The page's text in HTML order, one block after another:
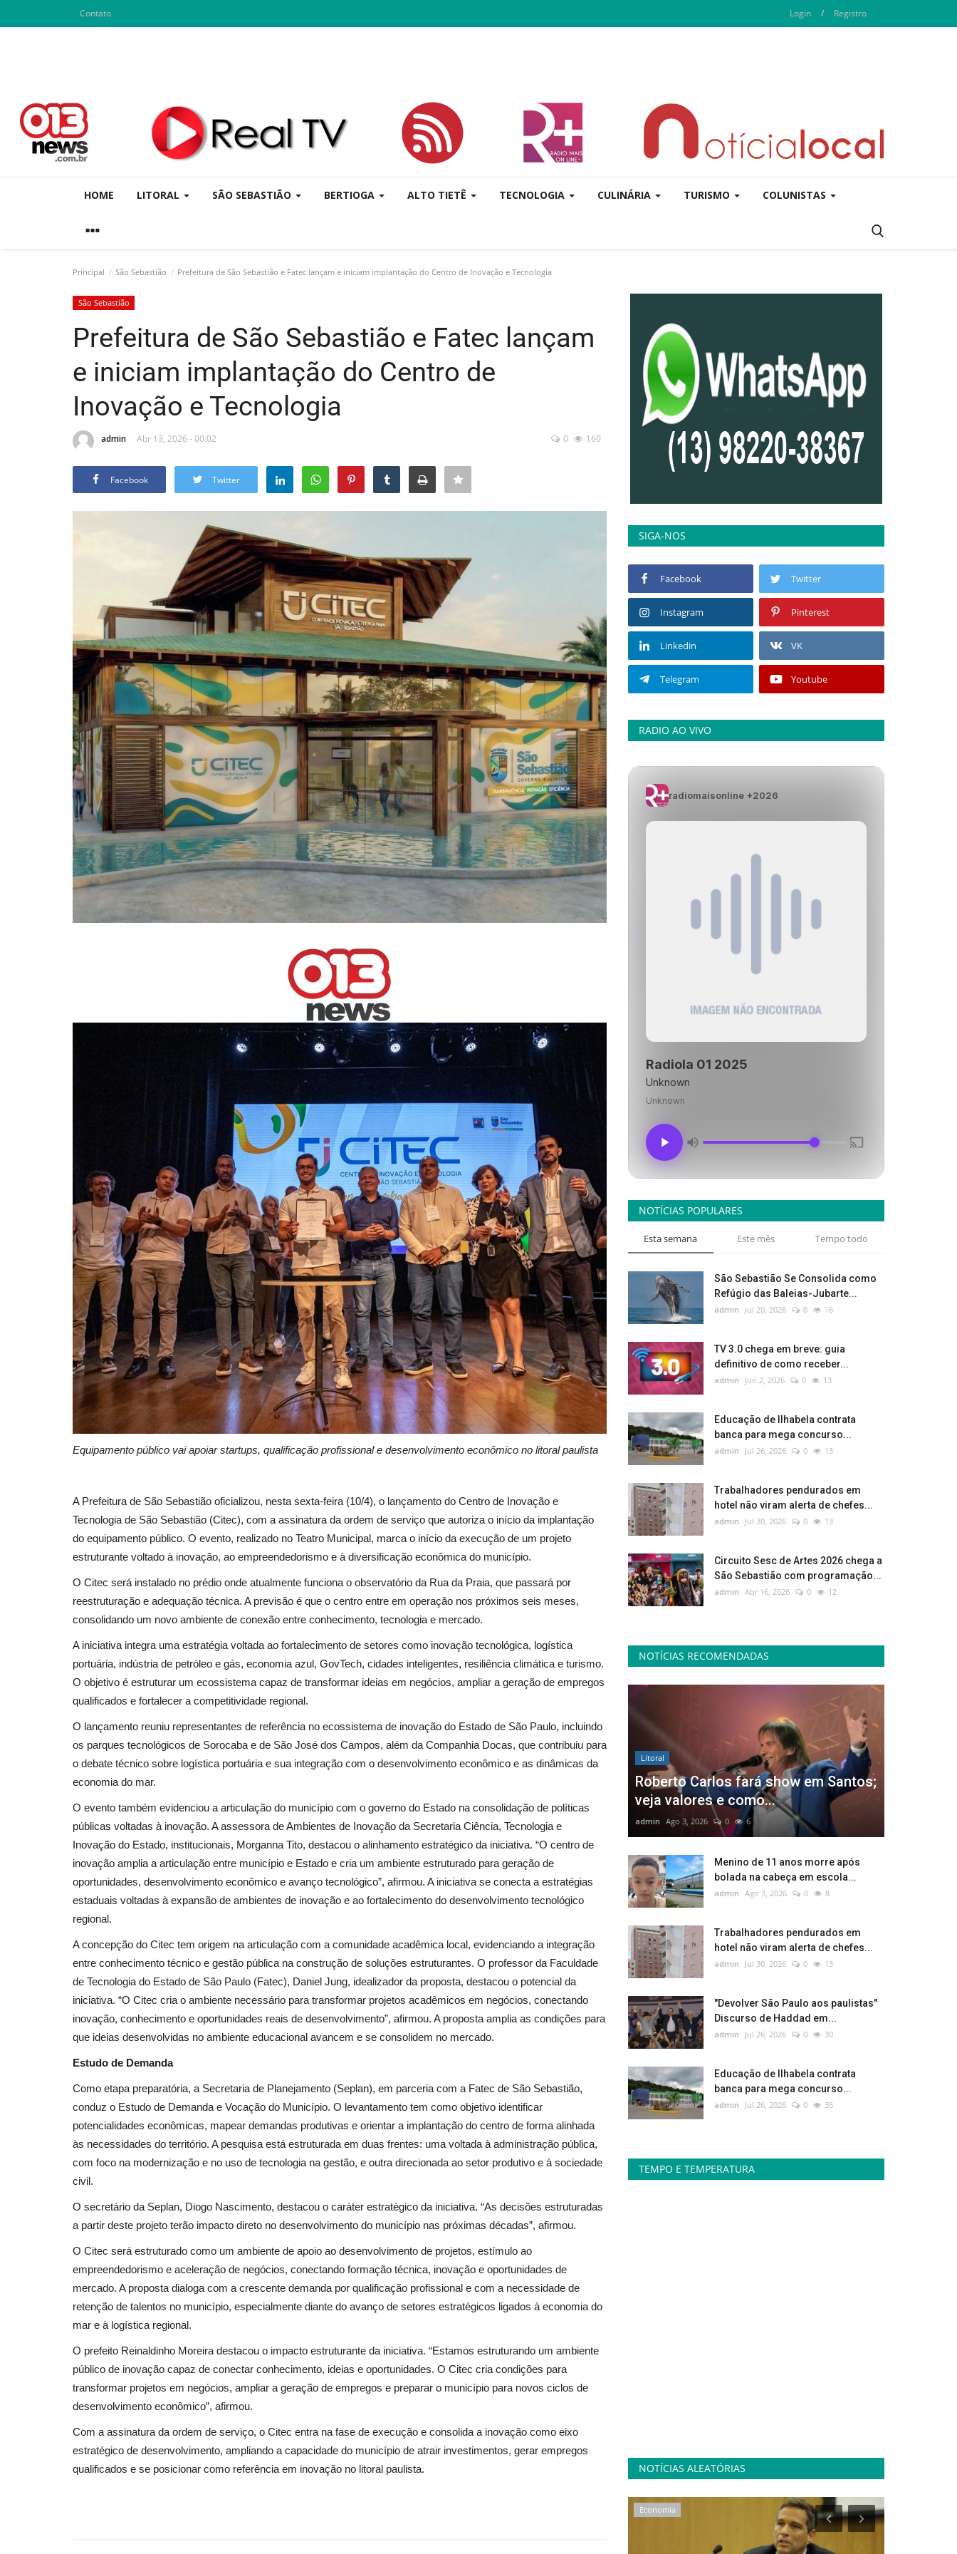
Contato Login / Registro
HOME LITORAL SÃO SEBASTIÃO BERTIOGA ALTO TIETÊ TECNOLOGIA CULINÁRIA TURISMO COLUNISTAS
Principal São Sebastião Prefeitura de São Sebastião e Fatec lançam e iniciam implantação do Centro de Inovação e Tecnologia
São Sebastião
Prefeitura de São Sebastião e Fatec lançam
e iniciam implantação do Centro de
Inovação e Tecnologia
admin Abr 13, 2026 - 00:02 0 160
Facebook Twitter
Equipamento público vai apoiar startups, qualificação profissional e desenvolvimento econômico no litoral paulista
A Prefeitura de São Sebastião oficializou, nesta sexta-feira (10/4), o lançamento do Centro de Inovação e
Tecnologia de São Sebastião (Citec), com a assinatura da ordem de serviço que autoriza o início da implantação
do equipamento público. O evento, realizado no Teatro Municipal, marca o início da execução de um projeto
estruturante voltado à inovação, ao empreendedorismo e à diversificação econômica do município.
O Citec será instalado no prédio onde atualmente funciona o observatório da Rua da Praia, que passará por
reestruturação e adequação técnica. A previsão é que o centro entre em operação nos próximos seis meses,
consolidando um novo ambiente de conexão entre conhecimento, tecnologia e mercado.
A iniciativa integra uma estratégia voltada ao fortalecimento de setores como inovação tecnológica, logística
portuária, indústria de petróleo e gás, economia azul, GovTech, cidades inteligentes, resiliência climática e turismo.
O objetivo é estruturar um ecossistema capaz de transformar ideias em negócios, ampliar a geração de empregos
qualificados e fortalecer a competitividade regional.
O lançamento reuniu representantes de referência no ecossistema de inovação do Estado de São Paulo, incluindo
os parques tecnológicos de Sorocaba e de São José dos Campos, além da Companhia Docas, que contribuiu para
o debate técnico sobre logística portuária e sua integração com o desenvolvimento econômico e as dinâmicas da
economia do mar.
O evento também evidenciou a articulação do município com o governo do Estado na consolidação de políticas
públicas voltadas à inovação. A assessora de Ambientes de Inovação da Secretaria Ciência, Tecnologia e
Inovação do Estado, institucionais, Morganna Tito, destacou o alinhamento estratégico da iniciativa. “O centro de
inovação amplia a articulação entre município e Estado e cria um ambiente estruturado para geração de
oportunidades, desenvolvimento econômico e avanço tecnológico”, afirmou. A iniciativa se conecta a estratégias
estaduais voltadas à expansão de ambientes de inovação e ao fortalecimento do desenvolvimento tecnológico
regional.
A concepção do Citec tem origem na articulação com a comunidade acadêmica local, evidenciando a integração
entre conhecimento técnico e gestão pública na construção de soluções estruturantes. O professor da Faculdade
de Tecnologia do Estado de São Paulo (Fatec), Daniel Jung, idealizador da proposta, destacou o potencial da
iniciativa. “O Citec cria o ambiente necessário para transformar projetos acadêmicos em negócios, conectando
inovação, conhecimento e oportunidades reais de desenvolvimento”, afirmou. A proposta amplia as condições para
que ideias desenvolvidas no ambiente educacional avancem e se consolidem no mercado.
Estudo de Demanda
Como etapa preparatória, a Secretaria de Planejamento (Seplan), em parceria com a Fatec de São Sebastião,
conduz o Estudo de Demanda e Vocação do Município. O levantamento tem como objetivo identificar
potencialidades econômicas, mapear demandas produtivas e orientar a implantação do centro de forma alinhada
às necessidades do território. A pesquisa está estruturada em duas frentes: uma voltada à administração pública,
com foco na modernização e no uso de tecnologia na gestão, e outra direcionada ao setor produtivo e à sociedade
civil.
O secretário da Seplan, Diogo Nascimento, destacou o caráter estratégico da iniciativa. “As decisões estruturadas
a partir deste projeto terão impacto direto no desenvolvimento do município nas próximas décadas”, afirmou.
O Citec será estruturado como um ambiente de apoio ao desenvolvimento de projetos, estímulo ao
empreendedorismo e aceleração de negócios, conectando formação técnica, inovação e oportunidades de
mercado. A proposta dialoga com a crescente demanda por qualificação profissional e com a necessidade de
retenção de talentos no município, especialmente diante do avanço de setores estratégicos ligados à economia do
mar e à logística regional.
O prefeito Reinaldinho Moreira destacou o impacto estruturante da iniciativa. “Estamos estruturando um ambiente
público de inovação capaz de conectar conhecimento, ideias e oportunidades. O Citec cria condições para
transformar projetos em negócios, ampliar a geração de empregos e preparar o município para novos ciclos de
desenvolvimento econômico”, afirmou.
Com a assinatura da ordem de serviço, o Citec entra na fase de execução e consolida a inovação como eixo
estratégico de desenvolvimento, ampliando a capacidade do município de atrair investimentos, gerar empregos
qualificados e se posicionar como referência em inovação no litoral paulista.
SIGA-NOS
Facebook Twitter
Instagram Pinterest
Linkedin VK
Telegram Youtube
RADIO AO VIVO
radiomaisonline +2026
Radiola 01 2025
Unknown
Unknown
NOTÍCIAS POPULARES
Esta semana Este mês Tempo todo
São Sebastião Se Consolida como
Refúgio das Baleias-Jubarte...
admin Jul 20, 2026 0 16
TV 3.0 chega em breve: guia
definitivo de como receber...
admin Jun 2, 2026 0 13
Educação de Ilhabela contrata
banca para mega concurso...
admin Jul 26, 2026 0 13
Trabalhadores pendurados em
hotel não viram alerta de chefes...
admin Jul 30, 2026 0 13
Circuito Sesc de Artes 2026 chega a
São Sebastião com programação...
admin Abr 16, 2026 0 12
NOTÍCIAS RECOMENDADAS
Litoral
Roberto Carlos fará show em Santos;
veja valores e como...
admin Ago 3, 2026 0 6
Menino de 11 anos morre após
bolada na cabeça em escola...
admin Ago 3, 2026 0 8
Trabalhadores pendurados em
hotel não viram alerta de chefes...
admin Jul 30, 2026 0 13
"Devolver São Paulo aos paulistas"
Discurso de Haddad em...
admin Jul 26, 2026 0 30
Educação de Ilhabela contrata
banca para mega concurso...
admin Jul 26, 2026 0 35
TEMPO E TEMPERATURA
NOTÍCIAS ALEATÓRIAS
Entretenimento